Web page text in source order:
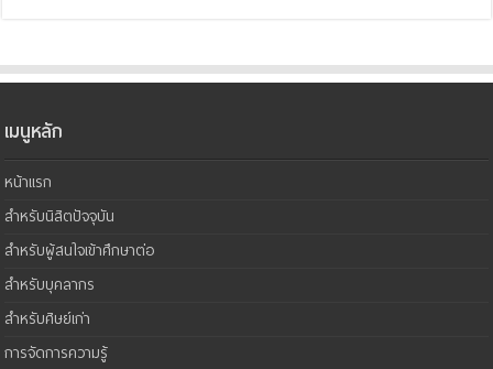
เมนูหลัก
หน้าแรก
สำหรับนิสิตปัจจุบัน
สำหรับผู้สนใจเข้าศึกษาต่อ
สำหรับบุคลากร
สำหรับศิษย์เก่า
การจัดการความรู้